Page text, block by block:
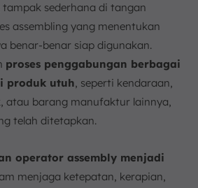
Keselamatan Kerja (K3)
sederhana di tangan
assembling yang menentukan
benar-benar siap digunakan.
proses penggabungan berbagai
produk utuh, seperti kendaraan,
atau barang manufaktur lainnya,
telah ditetapkan.
operator assembly menjadi
menjaga ketepatan, kerapian,